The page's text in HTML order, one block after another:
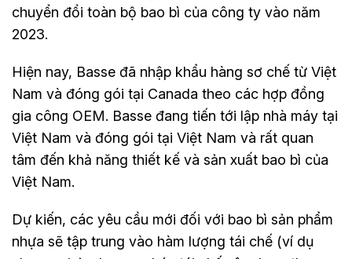
chuyển đổi toàn bộ bao bì của công ty vào năm
2023.
Hiện nay, Basse đã nhập khẩu hàng sơ chế từ Việt
Nam và đóng gói tại Canada theo các hợp đồng
gia công OEM. Basse đang tiến tới lập nhà máy tại
Việt Nam và đóng gói tại Việt Nam và rất quan
tâm đến khả năng thiết kế và sản xuất bao bì của
Việt Nam.
Dự kiến, các yêu cầu mới đối với bao bì sản phẩm
nhựa sẽ tập trung vào hàm lượng tái chế (ví dụ